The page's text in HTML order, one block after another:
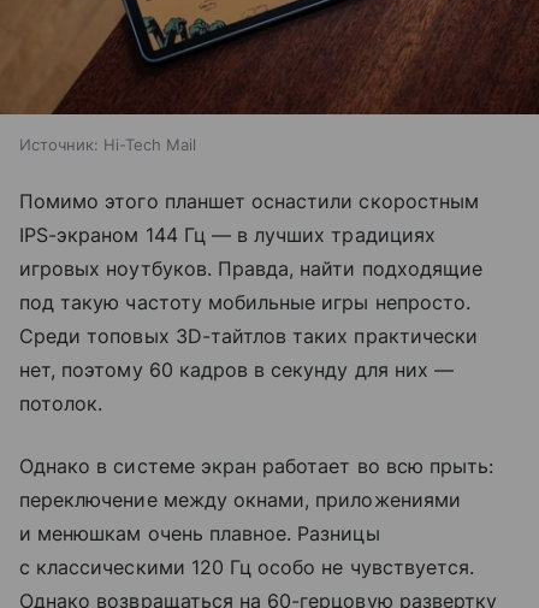
Источник: Hi-Tech Mail
Помимо этого планшет оснастили скоростным
IPS-экраном 144 Гц — в лучших традициях
игровых ноутбуков. Правда, найти подходящие
под такую частоту мобильные игры непросто.
Среди топовых 3D-тайтлов таких практически
нет, поэтому 60 кадров в секунду для них —
потолок.
Однако в системе экран работает во всю прыть:
переключение между окнами, приложениями
и менюшкам очень плавное. Разницы
с классическими 120 Гц особо не чувствуется.
Однако возвращаться на 60-герцовую развертку